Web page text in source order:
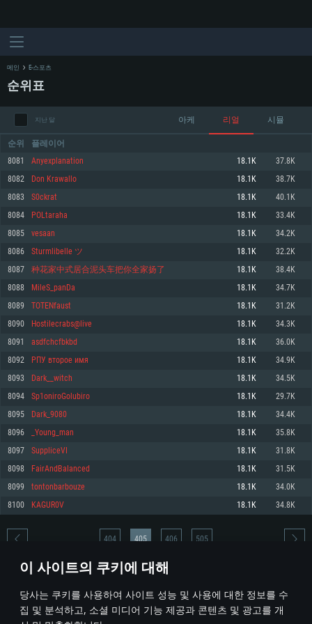
이 사이트의 쿠키에 대해
당사는 쿠키를 사용하여 사이트 성능 및 사용에 대한 정보를 수
집 및 분석하고, 소셜 미디어 기능 제공과 콘텐츠 및 광고를 개
최소사양
운영체제: Windows 10 (64 bit)
프로세서: 2.2 GHz 듀얼코어 이상
메모리: 4GB
그래픽 카드: DirectX 11 이상을 지원하는 AMD Radeon 77XX / NVIDIA
GeForce GT 660. 최소 사양 해상도: 720p
네트워크: 브로드밴드 인터넷
여유 저장 공간: 22.1 GB (최소 클라이언트)
권장 사양
570 혹은 그 이상
여유 저장 공간: 62.2 GB (전체 클라이언트)
최소사양
운영체제: Mac OS Big Sur 11.0
프로세서: 최소 2.2 GHz의 Core i5 (Intel Xeon 은 지원하지 않습니다)
메모리: 6 GB
그래픽 카드: Metal 을 지원하는 Intel Iris Pro 5200 (Mac), 혹은 이와 비슷한 성
능을 가지는 Mac 버전의 AMD/Nvidia. 최소 해상도: 720p
네트워크: 브로드밴드 인터넷
여유 저장 공간: 22.1 GB (최소 클라이언트)
권장 사양
네트워크: 브로드밴드 인터넷
여유 저장 공간: 62.2 GB (전체 클라이언트)
최소사양
운영체제: 64bit Linux 중 최신 버전
프로세서: 2.4 GHz 듀얼코어
메모리: 4 GB
그래픽 카드: Vulkan 을 지원하고, 최신 그래픽 드라이버를 지원하는 NVIDIA
660 (6개월 미만) 혹은 그와 동급의 성능을 가지며 최신 그래픽 드라이버를 지
원하는 AMD (6개월 미만; 최소사양 지원 해상도 720p)
네트워크: 브로드밴드 인터넷
여유 저장 공간: 22.1 GB (최소 클라이언트)
권장 사양
운영체제: Ubuntu 20.04 64bit
프로세서: Intel Core i7
메모리: 16 GB
그래픽 카드: Vulkan 을 지원하고, 최신 그래픽 드라이버를 지원하는 NVIDIA
1060 (6개월 미만) 혹은 그와 동급의 성능을 가지며 최신 그래픽 드라이버를
지원하는 AMD RX 570 (6개월 미만; 최소사양 지원 해상도 720p) 이상
여유 저장 공간: 62.2 GB (전체 클라이언트)
메인 E-스포츠
순위표
지난 달 아케 리얼 시뮬
순위 플레이어
8081 Anyexplanation 18.1K 37.8K
8082 Don Krawallo 18.1K 38.7K
8083 S0ckrat 18.1K 40.1K
8084 POLtaraha 18.1K 33.4K
8085 vesaan 18.1K 34.2K
8086 Sturmlibelle ツ 18.1K 32.2K
8087 种花家中式居合泥头车把你全家扬了 18.1K 38.4K
8088 MileS_panDa 18.1K 34.7K
8089 TOTENfaust 18.1K 31.2K
8090 Hostilecrabs@live 18.1K 34.3K
8091 asdfchcfbkbd 18.1K 36.0K
8092 РПУ второе имя 18.1K 34.9K
8093 Dark__witch 18.1K 34.5K
8094 Sp1oniroGolubiro 18.1K 29.7K
8095 Dark_9080 18.1K 34.4K
8096 _Young_man 18.1K 35.8K
8097 SuppliceVI 18.1K 31.8K
8098 FairAndBaIanced 18.1K 31.5K
8099 tontonbarbouze 18.1K 34.0K
8100 KAGUR0V 18.1K 34.8K
* 순위표는 매일 1회 갱신됩니다
404 405 406 505